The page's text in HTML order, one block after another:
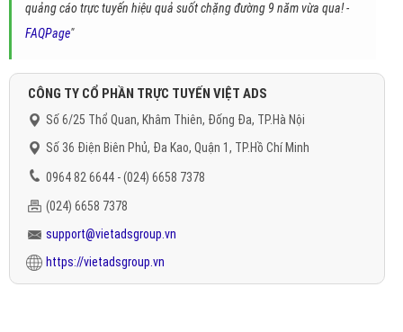
quảng cáo trực tuyến hiệu quả suốt chặng đường 9 năm vừa qua! -
FAQPage"
CÔNG TY CỔ PHẦN TRỰC TUYẾN VIỆT ADS
Số 6/25 Thổ Quan, Khâm Thiên, Đống Đa, TP.Hà Nội
Số 36 Điện Biên Phủ, Đa Kao, Quận 1, TP.Hồ Chí Minh
0964 82 6644 - (024) 6658 7378
(024) 6658 7378
support@vietadsgroup.vn
https://vietadsgroup.vn